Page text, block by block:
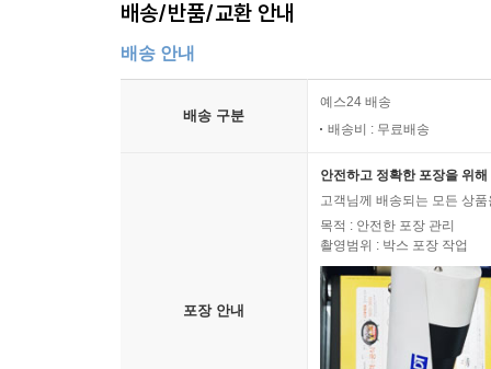
배송/반품/교환 안내
배송 안내
배송 구분
예스24 배송
배송비 : 무료배송
포장 안내
안전하고 정확한 포장을 위
고객님께 배송되는 모든 상
목적 : 안전한 포장 관리
촬영범위 : 박스 포장 작업